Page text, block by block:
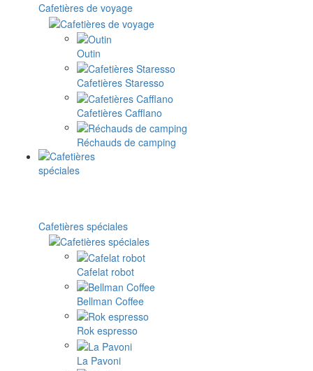
Cafetières de voyage
Outin
Cafetières Staresso
Cafetières Cafflano
Réchauds de camping
Cafetières spéciales
Cafelat robot
Bellman Coffee
Rok espresso
La Pavoni